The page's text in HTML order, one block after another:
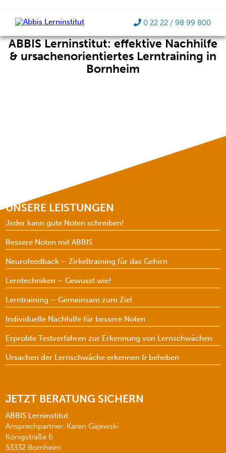
0 22 22 / 98 99 800
workshop-g18e03eab2_1920
ABBIS Lerninstitut: effektive Nachhilfe
& ursachenorientiertes Lerntraining in
Bornheim
UNSERE LEISTUNGEN
Jeder kann gute Noten schreiben!
Bessere Noten mit ABBIS
Neurofeedback – Zirkeltraining für das Gehirn
Lerntechniken – Gewusst wie!
Lerntraining – Gemeinsam zum Ziel
Individuelle Nachhilfe für bessere Noten
Erprobte Testverfahren zur Erkennung von Lernschwächen
Ursachen der Lernschwäche erkennen & beheben
JETZT BERATUNG SICHERN
ABBIS Lerninstitut
Ansprechpartner: Karen Gajewski
Königstraße 6
53332 Bornheim